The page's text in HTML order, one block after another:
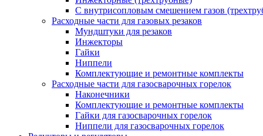
С внутрисопловым смешением газов
Расходные части для газовых резаков
Мундштуки для резаков
Инжекторы
Гайки
Ниппели
Комплектующие и ремонтные комплекты
Расходные части для газосварочных горелок
Наконечники
Комплектующие и ремонтные комплекты
Гайки для газосварочных горелок
Ниппели для газосварочных горелок